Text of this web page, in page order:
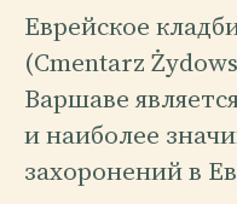
Еврейское
(Cmentarz
Варшаве
и наиболее
захоронений в